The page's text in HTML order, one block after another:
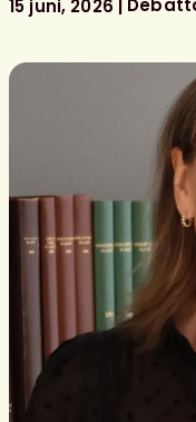
15 juni, 2026